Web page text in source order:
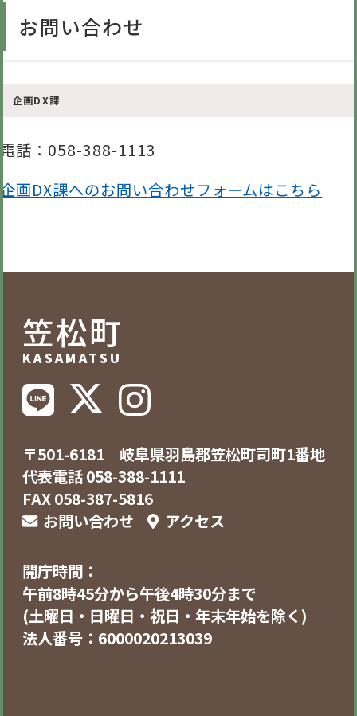
お問い合わせ
企画DX課
電話 ：058-388-1113
企画DX課へのお問い合わせフォームはこちら
笠松町
KASAMATSU
〒501-6181 岐阜県羽島郡笠松町司町1番地
代表電話 058-388-1111
FAX 058-387-5816
お問い合わせ
アクセス
開庁時間：
午前8時45分から午後4時30分まで
(土曜日・日曜日・祝日・年末年始を除く)
法人番号：6000020213039